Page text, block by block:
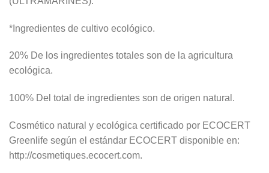
*Ingredientes de cultivo ecológico.
20% De los ingredientes totales son de la agricultura
ecológica.
100% Del total de ingredientes son de origen natural.
Cosmético natural y ecológica certificado por ECOCERT
Greenlife según el estándar ECOCERT disponible en:
http://cosmetiques.ecocert.com.